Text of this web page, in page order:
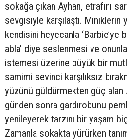
sokağa çıkan Ayhan, etrafını
sevgisiyle karşılaştı. Miniklerin
kendisini heyecanla ‘Barbie’ye
abla' diye seslenmesi ve
istemesi üzerine büyük bir
samimi sevinci karşılıksız
yüzünü güldürmekten güç alan
günden sonra gardırobunu
yenileyerek tarzını bir yaşam
Zamanla sokakta yürürken